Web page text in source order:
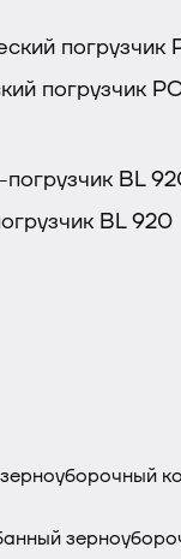
погрузчик
BL 920